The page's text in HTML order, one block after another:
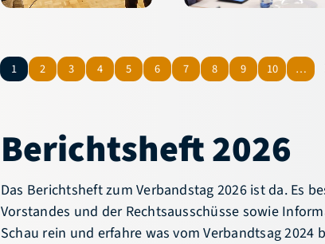
1 2 3 4 5 6 7 8 9 10 …
Berichtsheft 2026
Das Berichtsheft zum Verbandstag 2026 ist da. Es
Vorstandes und der Rechtsausschüsse sowie
Schau rein und erfahre was vom Verbandtsag 2024